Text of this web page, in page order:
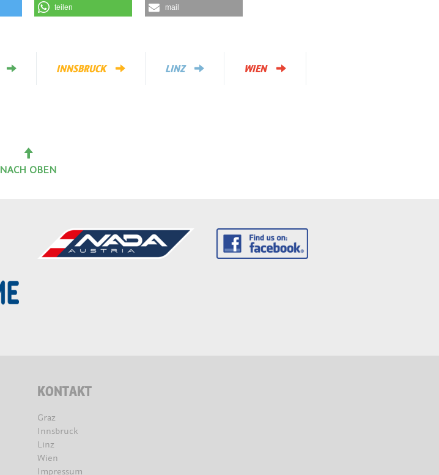
teilen mail
INNSBRUCK LINZ WIEN
NACH OBEN
KONTAKT
Graz
Innsbruck
Linz
Wien
Impressum